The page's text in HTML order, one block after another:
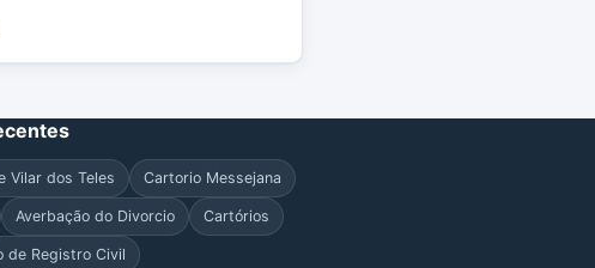
Vilar dos Teles Cartorio Messejana
Averbação do Divorcio Cartórios
de Registro Civil